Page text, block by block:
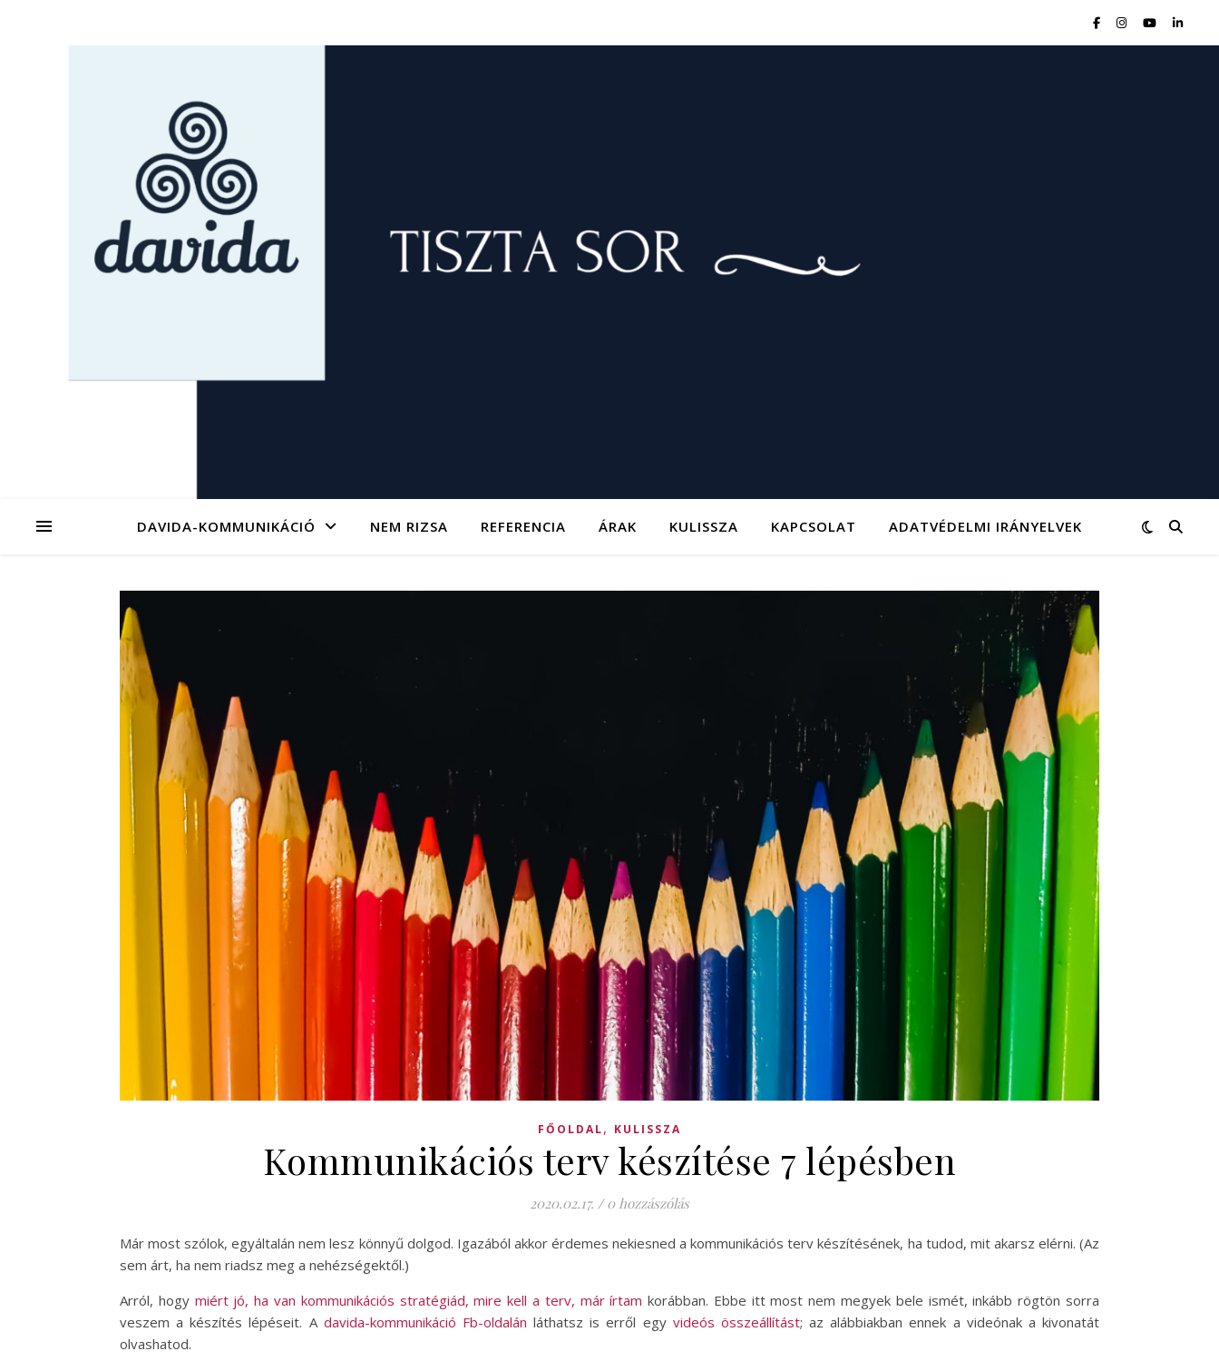
DAVIDA-KOMMUNIKÁCIÓ NEM RIZSA REFERENCIA ÁRAK KULISSZA KAPCSOLAT ADATVÉDELMI IRÁNYELVEK
FŐOLDAL, KULISSZA
Kommunikációs terv készítése 7 lépésben
2020.02.17. / 0 hozzászólás
Már most szólok, egyáltalán nem lesz könnyű dolgod. Igazából akkor érdemes nekiesned a kommunikációs terv készítésének, ha tudod, mit akarsz elérni. (Az
sem árt, ha nem riadsz meg a nehézségektől.)
Arról, hogy miért jó, ha van kommunikációs stratégiád, mire kell a terv, már írtam korábban. Ebbe itt most nem megyek bele ismét, inkább rögtön sorra
veszem a készítés lépéseit. A davida-kommunikáció Fb-oldalán láthatsz is erről egy videós összeállítást; az alábbiakban ennek a videónak a kivonatát
olvashatod.